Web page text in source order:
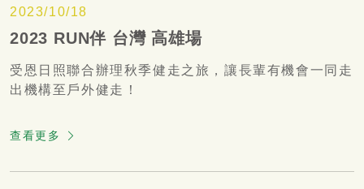
2023/10/18
2023 RUN伴 台灣 高雄場
受恩日照聯合辦理秋季健走之旅，讓長輩有機會一同走
出機構至戶外健走！
查看更多